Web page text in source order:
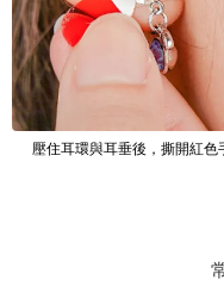
壓住耳環與耳垂後，撕開紅色